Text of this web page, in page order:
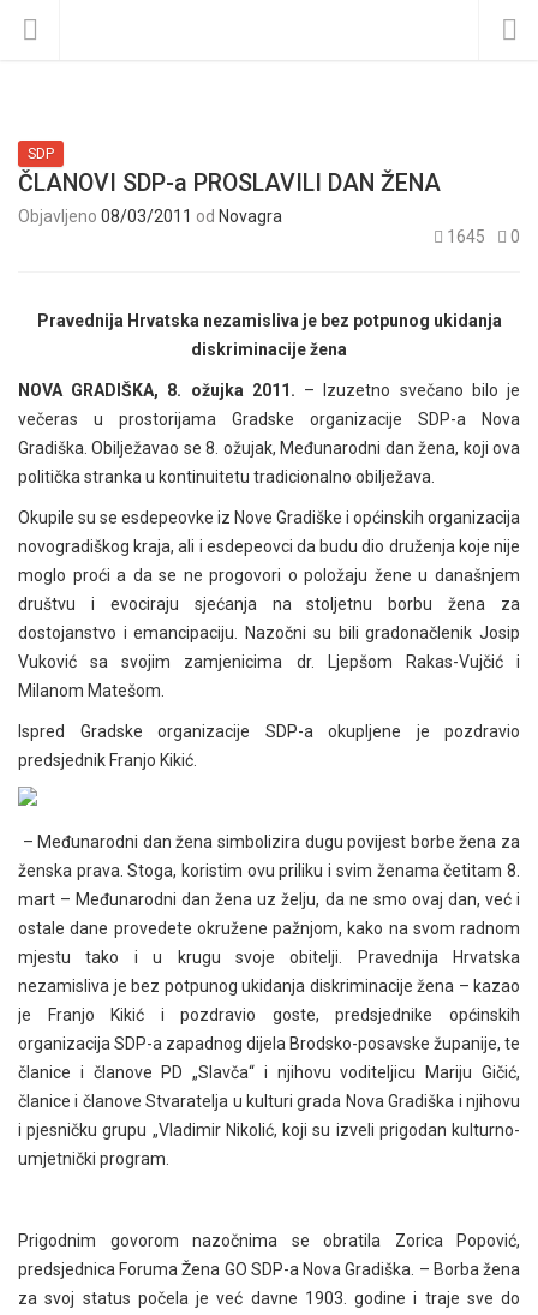
SDP
ČLANOVI SDP-a PROSLAVILI DAN ŽENA
Objavljeno 08/03/2011 od Novagra
1645
0
Pravednija Hrvatska nezamisliva je bez potpunog ukidanja
diskriminacije žena
NOVA GRADIŠKA, 8. ožujka 2011. – Izuzetno svečano bilo je
večeras u prostorijama Gradske organizacije SDP-a Nova
Gradiška. Obilježavao se 8. ožujak, Međunarodni dan žena, koji ova
politička stranka u kontinuitetu tradicionalno obilježava.
Okupile su se esdepeovke iz Nove Gradiške i općinskih organizacija
novogradiškog kraja, ali i esdepeovci da budu dio druženja koje nije
moglo proći a da se ne progovori o položaju žene u današnjem
društvu i evociraju sjećanja na stoljetnu borbu žena za
dostojanstvo i emancipaciju. Nazočni su bili gradonačlenik Josip
Vuković sa svojim zamjenicima dr. Ljepšom Rakas-Vujčić i
Milanom Matešom.
Ispred Gradske organizacije SDP-a okupljene je pozdravio
predsjednik Franjo Kikić.
– Međunarodni dan žena simbolizira dugu povijest borbe žena za
ženska prava. Stoga, koristim ovu priliku i svim ženama četitam 8.
mart – Međunarodni dan žena uz želju, da ne smo ovaj dan, već i
ostale dane provedete okružene pažnjom, kako na svom radnom
mjestu tako i u krugu svoje obitelji. Pravednija Hrvatska
nezamisliva je bez potpunog ukidanja diskriminacije žena – kazao
je Franjo Kikić i pozdravio goste, predsjednike općinskih
organizacija SDP-a zapadnog dijela Brodsko-posavske županije, te
članice i članove PD „Slavča“ i njihovu voditeljicu Mariju Gičić,
članice i članove Stvaratelja u kulturi grada Nova Gradiška i njihovu
i pjesničku grupu „Vladimir Nikolić, koji su izveli prigodan kulturno-
umjetnički program.
Prigodnim govorom nazočnima se obratila Zorica Popović,
predsjednica Foruma Žena GO SDP-a Nova Gradiška. – Borba žena
za svoj status počela je već davne 1903. godine i traje sve do